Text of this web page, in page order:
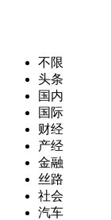
不限
头条
国内
国际
财经
产经
金融
丝路
社会
汽车